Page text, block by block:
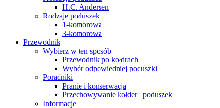
H.C. Andersen
Rodzaje poduszek
1-komorowa
3-komorowa
Przewodnik
Wybierz w ten sposób
Przewodnik po kołdrach
Wybór odpowiedniej poduszki
Poradniki
Pranie i konserwacja
Przechowywanie kołder i poduszek
Informacje